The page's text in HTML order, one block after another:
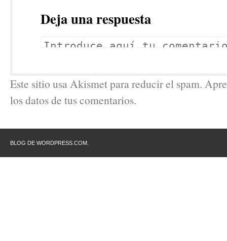
Deja una respuesta
Este sitio usa Akismet para reducir el spam.
los datos de tus comentarios.
BLOG DE WORDPRESS.COM.